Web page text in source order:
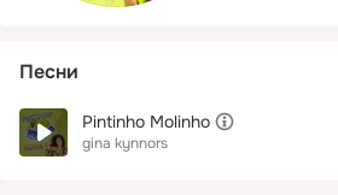
Песни
Pintinho Molinho
gina kynnors